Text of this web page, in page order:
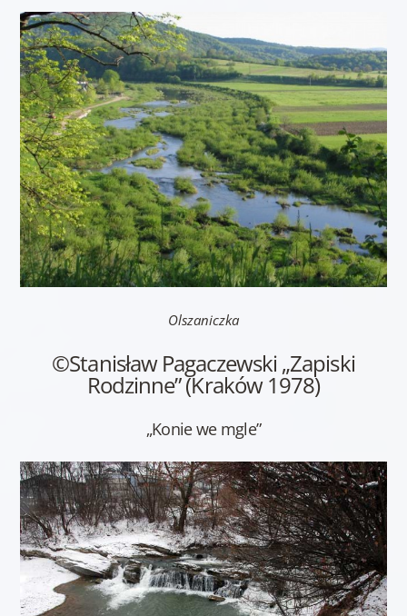
Olszaniczka
©Stanisław Pagaczewski „Zapiski
Rodzinne” (Kraków 1978)
„Konie we mgle”